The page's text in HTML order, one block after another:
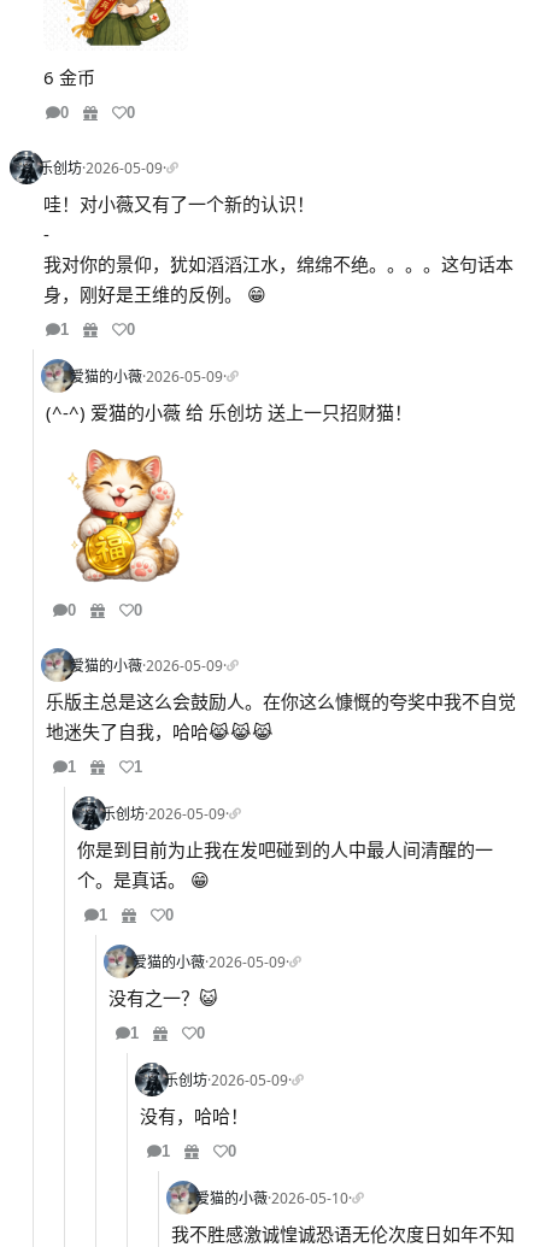
6 金币
0 0
乐创坊·2026-05-09·
哇！对小薇又有了一个新的认识！
-
我对你的景仰，犹如滔滔江水，绵绵不绝。。。。这句话本
身，刚好是王维的反例。 😁
1 0
爱猫的小薇·2026-05-09·
(^-^) 爱猫的小薇 给 乐创坊 送上一只招财猫！
0 0
爱猫的小薇·2026-05-09·
乐版主总是这么会鼓励人。在你这么慷慨的夸奖中我不自觉
地迷失了自我，哈哈😹😹😹
1 1
乐创坊·2026-05-09·
你是到目前为止我在发吧碰到的人中最人间清醒的一
个。是真话。 😁
1 0
爱猫的小薇·2026-05-09·
没有之一？😺
1 0
乐创坊·2026-05-09·
没有，哈哈！
1 0
爱猫的小薇·2026-05-10·
我不胜感激诚惶诚恐语无伦次度日如年不知